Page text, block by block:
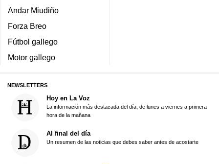
Andar Miudiño
Forza Breo
Fútbol gallego
Motor gallego
NEWSLETTERS
Hoy en La Voz
La información más destacada del día, de lunes a viernes a primera
hora de la mañana
Al final del día
Un resumen de las noticias que debes saber antes de acostarte